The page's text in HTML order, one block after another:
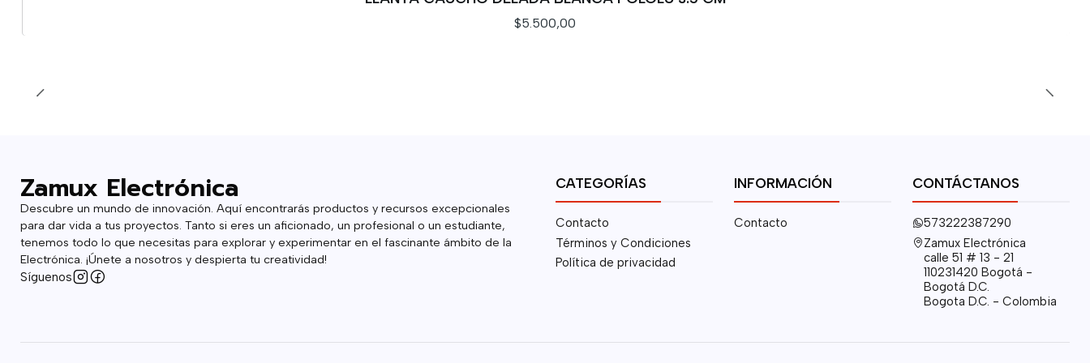
$5.500,00
Zamux Electrónica
Descubre un mundo de innovación. Aquí encontrarás productos y recursos excepcionales
para dar vida a tus proyectos. Tanto si eres un aficionado, un profesional o un estudiante,
tenemos todo lo que necesitas para explorar y experimentar en el fascinante ámbito de la
Electrónica. ¡Únete a nosotros y despierta tu creatividad!
Síguenos
CATEGORÍAS
Contacto
Términos y Condiciones
Política de privacidad
INFORMACIÓN
Contacto
CONTÁCTANOS
573222387290
Zamux Electrónica
calle 51 # 13 - 21
110231420 Bogotá -
Bogotá D.C.
Bogota D.C. - Colombia